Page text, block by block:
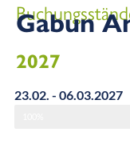
Gabun
2027
23.02. - 06.03.2027